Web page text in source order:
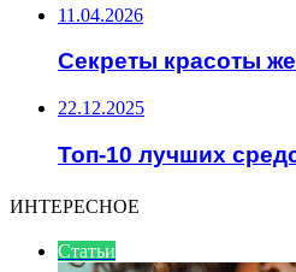
11.04.2026
Секреты красоты
22.12.2025
Топ-10 лучших
ИНТЕРЕСНОЕ
Статьи